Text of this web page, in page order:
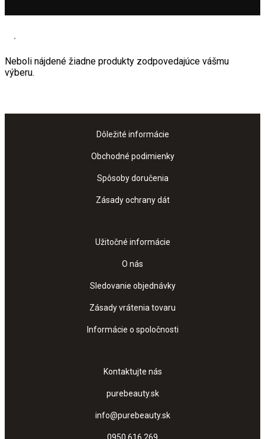
Neboli nájdené žiadne produkty zodpovedajúce vášmu
výberu.
Dôležité informácie
Obchodné podimienky
Spôsoby doručenia
Zásady ochrany dát
Užitočné informácie
O nás
Sledovanie objednávky
Zásady vrátenia tovaru
Informácie o spoločnosti
Kontaktujte nás
purebeauty.sk
info@purebeauty.sk